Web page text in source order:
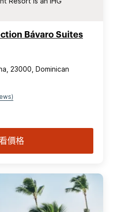
Bávaro Suites
23000, Dominican
價格